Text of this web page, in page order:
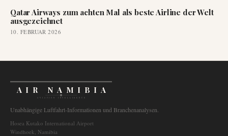
Qatar Airways zum achten Mal als beste Airline der Welt
ausgezeichnet
10. FEBRUAR 2026
AIR NAMIBIA
AVIATION INTELLIGENCE
Unabhängige Luftfahrt-Informationen und Branchenanalysen.
Hosea Kutako International Airport
Windhoek, Namibia